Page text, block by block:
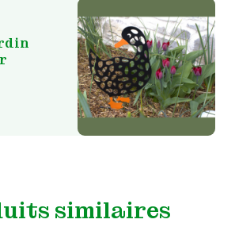
similaires